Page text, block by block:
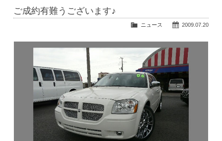
会社概要
ご成約有難うございます♪
2009.07.20
ニュース